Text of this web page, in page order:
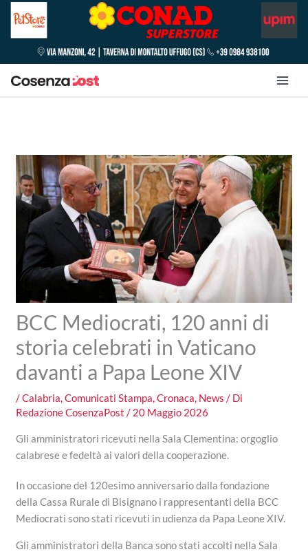
BCC Mediocrati, 120 anni di
storia celebrati in Vaticano
davanti a Papa Leone XIV
/Calabria,Comunicati Stampa,Cronaca, News / Di
Redazione CosenzaPost/ 20 Maggio 2026
Gli amministratori ricevuti nella Sala Clementina: orgoglio
calabrese e fedeltà ai valori della cooperazione.
In occasione del 120esimo anniversario dalla fondazione
della Cassa Rurale di Bisignano i rappresentanti della BCC
Mediocrati sono stati ricevuti in udienza da Papa Leone XIV.
Gli amministratori della Banca sono stati accolti nella Sala